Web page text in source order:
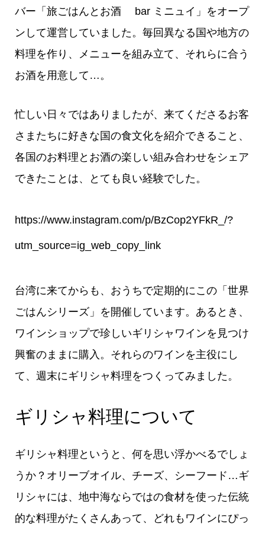
バー「旅ごはんとお酒 bar ミニュイ」をオープ
ンして運営していました。毎回異なる国や地方の
料理を作り、メニューを組み立て、それらに合う
お酒を用意して…。
忙しい日々ではありましたが、来てくださるお客
さまたちに好きな国の食文化を紹介できること、
各国のお料理とお酒の楽しい組み合わせをシェア
できたことは、とても良い経験でした。
https://www.instagram.com/p/BzCop2YFkR_/?
utm_source=ig_web_copy_link
台湾に来てからも、おうちで定期的にこの「世界
ごはんシリーズ」を開催しています。あるとき、
ワインショップで珍しいギリシャワインを見つけ
興奮のままに購入。それらのワインを主役にし
て、週末にギリシャ料理をつくってみました。
ギリシャ料理について
ギリシャ料理というと、何を思い浮かべるでしょ
うか？オリーブオイル、チーズ、シーフード…ギ
リシャには、地中海ならではの食材を使った伝統
的な料理がたくさんあって、どれもワインにぴっ